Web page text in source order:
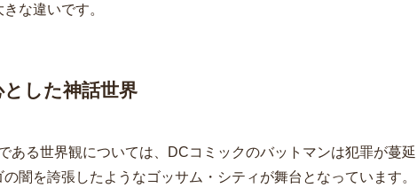
な違いです。
した神話世界
ある世界観については、DCコミックのバットマンは犯罪が蔓延
闇を誇張したようなゴッサム・シティが舞台となっています。